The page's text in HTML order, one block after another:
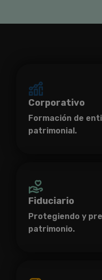
Corporativo
Formación de
patrimonial.
Fiduciario
Protegiendo y
patrimonio.